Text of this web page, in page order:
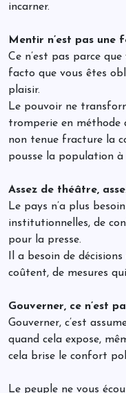
incarner.
Mentir n’est pas une
Ce n’est pas parce
facto que vous êtes
plaisir.
Le pouvoir ne
tromperie en méthode
non tenue fracture la
pousse la population à
Assez de théâtre,
Le pays n’a plus
institutionnelles, de
pour la presse.
Il a besoin de
coûtent, de mesures
Gouverner, ce n’est
Gouverner, c’est
quand cela expose,
cela brise le confort
Le peuple ne vous